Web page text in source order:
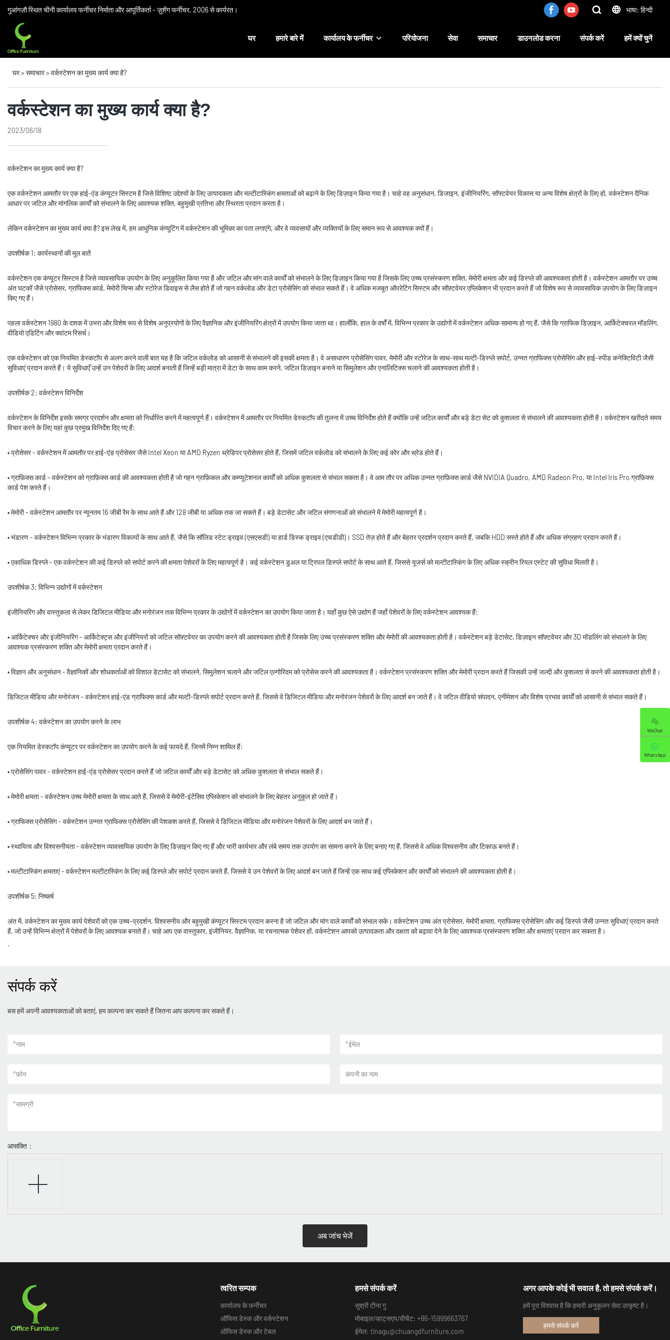
गुआंगज़ौ स्थित चीनी कार्यालय फर्नीचर निर्माता और आपूर्तिकर्ता - ज़ुशेंग फर्नीचर, 2006 से कार्यरत। भाषा: हिन्दी
घर हमारे बारे में कार्यालय के फर्नीचर परियोजना सेवा समाचार डाउनलोड करना संपर्क करें हमें क्यों चुनें
घर>समाचार>वर्कस्टेशन का मुख्य कार्य क्या है?
वर्कस्टेशन का मुख्य कार्य क्या है?
2023/06/18
वर्कस्टेशन का मुख्य कार्य क्या है?
एक वर्कस्टेशन आमतौर पर एक हाई-एंड कंप्यूटर सिस्टम है जिसे विशिष्ट उद्देश्यों के लिए उत्पादकता और मल्टीटास्किंग क्षमताओं को बढ़ाने के लिए डिज़ाइन किया गया है। चाहे वह अनुसंधान, डिजाइन, इंजीनियरिंग, सॉफ्टवेयर विकास या अन्य विशेष क्षेत्रों के लिए हो, वर्कस्टेशन दैनिक
आधार पर जटिल और मांगलिक कार्यों को संभालने के लिए आवश्यक शक्ति, बहुमुखी प्रतिभा और स्थिरता प्रदान करता है।
लेकिन वर्कस्टेशन का मुख्य कार्य क्या है? इस लेख में, हम आधुनिक कंप्यूटिंग में वर्कस्टेशन की भूमिका का पता लगाएंगे, और वे व्यवसायों और व्यक्तियों के लिए समान रूप से आवश्यक क्यों हैं।
उपशीर्षक 1: कार्यस्थानों की मूल बातें
वर्कस्टेशन एक कंप्यूटर सिस्टम है जिसे व्यावसायिक उपयोग के लिए अनुकूलित किया गया है और जटिल और मांग वाले कार्यों को संभालने के लिए डिज़ाइन किया गया है जिसके लिए उच्च प्रसंस्करण शक्ति, मेमोरी क्षमता और कई डिस्प्ले की आवश्यकता होती है। वर्कस्टेशन आमतौर पर उच्च
अंत घटकों जैसे प्रोसेसर, ग्राफिक्स कार्ड, मेमोरी चिप्स और स्टोरेज डिवाइस से लैस होते हैं जो गहन वर्कलोड और डेटा प्रोसेसिंग को संभाल सकते हैं। वे अधिक मजबूत ऑपरेटिंग सिस्टम और सॉफ़्टवेयर एप्लिकेशन भी प्रदान करते हैं जो विशेष रूप से व्यावसायिक उपयोग के लिए डिज़ाइन
किए गए हैं।
पहला वर्कस्टेशन 1980 के दशक में उभरा और विशेष रूप से विशेष अनुप्रयोगों के लिए वैज्ञानिक और इंजीनियरिंग क्षेत्रों में उपयोग किया जाता था। हालाँकि, हाल के वर्षों में, विभिन्न प्रकार के उद्योगों में वर्कस्टेशन अधिक सामान्य हो गए हैं, जैसे कि ग्राफिक डिज़ाइन, आर्किटेक्चरल मॉडलिंग,
वीडियो एडिटिंग और क्वांटम रिसर्च।
एक वर्कस्टेशन को एक नियमित डेस्कटॉप से ​​अलग करने वाली बात यह है कि जटिल वर्कलोड को आसानी से संभालने की इसकी क्षमता है। वे असाधारण प्रोसेसिंग पावर, मेमोरी और स्टोरेज के साथ-साथ मल्टी-डिस्प्ले सपोर्ट, उन्नत ग्राफिक्स प्रोसेसिंग और हाई-स्पीड कनेक्टिविटी जैसी
सुविधाएं प्रदान करते हैं। ये सुविधाएँ उन्हें उन पेशेवरों के लिए आदर्श बनाती हैं जिन्हें बड़ी मात्रा में डेटा के साथ काम करने, जटिल डिज़ाइन बनाने या सिमुलेशन और एनालिटिक्स चलाने की आवश्यकता होती है।
उपशीर्षक 2: वर्कस्टेशन विनिर्देश
वर्कस्टेशन के विनिर्देश इसके समग्र प्रदर्शन और क्षमता को निर्धारित करने में महत्वपूर्ण हैं। वर्कस्टेशन में आमतौर पर नियमित डेस्कटॉप की तुलना में उच्च विनिर्देश होते हैं क्योंकि उन्हें जटिल कार्यों और बड़े डेटा सेट को कुशलता से संभालने की आवश्यकता होती है। वर्कस्टेशन खरीदते समय
विचार करने के लिए यहां कुछ प्रमुख विनिर्देश दिए गए हैं:
• प्रोसेसर - वर्कस्टेशन में आमतौर पर हाई-एंड प्रोसेसर जैसे Intel Xeon या AMD Ryzen थ्रेडिपर प्रोसेसर होते हैं, जिसमें जटिल वर्कलोड को संभालने के लिए कई कोर और थ्रेड होते हैं।
• ग्राफ़िक्स कार्ड - वर्कस्टेशन को ग्राफ़िक्स कार्ड की आवश्यकता होती है जो गहन ग्राफ़िकल और कम्प्यूटेशनल कार्यों को अधिक कुशलता से संभाल सकता है। वे आम तौर पर अधिक उन्नत ग्राफ़िक्स कार्ड जैसे NVIDIA Quadro, AMD Radeon Pro, या Intel Iris Pro ग्राफ़िक्स
कार्ड पेश करते हैं।
• मेमोरी - वर्कस्टेशन आमतौर पर न्यूनतम 16 जीबी रैम के साथ आते हैं और 128 जीबी या अधिक तक जा सकते हैं। बड़े डेटासेट और जटिल संगणनाओं को संभालने में मेमोरी महत्वपूर्ण है।
• भंडारण - वर्कस्टेशन विभिन्न प्रकार के भंडारण विकल्पों के साथ आते हैं, जैसे कि सॉलिड स्टेट ड्राइव (एसएसडी) या हार्ड डिस्क ड्राइव (एचडीडी)। SSD तेज़ होते हैं और बेहतर प्रदर्शन प्रदान करते हैं, जबकि HDD सस्ते होते हैं और अधिक संग्रहण प्रदान करते हैं।
• एकाधिक डिस्प्ले - एक वर्कस्टेशन की कई डिस्प्ले को सपोर्ट करने की क्षमता पेशेवरों के लिए महत्वपूर्ण है। कई वर्कस्टेशन डुअल या ट्रिपल डिस्प्ले सपोर्ट के साथ आते हैं, जिससे यूजर्स को मल्टीटास्किंग के लिए अधिक स्क्रीन रियल एस्टेट की सुविधा मिलती है।
उपशीर्षक 3: विभिन्न उद्योगों में वर्कस्टेशन
इंजीनियरिंग और वास्तुकला से लेकर डिजिटल मीडिया और मनोरंजन तक विभिन्न प्रकार के उद्योगों में वर्कस्टेशन का उपयोग किया जाता है। यहाँ कुछ ऐसे उद्योग हैं जहाँ पेशेवरों के लिए वर्कस्टेशन आवश्यक हैं:
• आर्किटेक्चर और इंजीनियरिंग - आर्किटेक्ट्स और इंजीनियरों को जटिल सॉफ़्टवेयर का उपयोग करने की आवश्यकता होती है जिसके लिए उच्च प्रसंस्करण शक्ति और मेमोरी की आवश्यकता होती है। वर्कस्टेशन बड़े डेटासेट, डिज़ाइन सॉफ़्टवेयर और 3D मॉडलिंग को संभालने के लिए
आवश्यक प्रसंस्करण शक्ति और मेमोरी क्षमता प्रदान करते हैं।
• विज्ञान और अनुसंधान - वैज्ञानिकों और शोधकर्ताओं को विशाल डेटासेट को संभालने, सिमुलेशन चलाने और जटिल एल्गोरिदम को प्रोसेस करने की आवश्यकता है। वर्कस्टेशन प्रसंस्करण शक्ति और मेमोरी प्रदान करते हैं जिसकी उन्हें जल्दी और कुशलता से करने की आवश्यकता होती है।
डिजिटल मीडिया और मनोरंजन - वर्कस्टेशन हाई-एंड ग्राफिक्स कार्ड और मल्टी-डिस्प्ले सपोर्ट प्रदान करते हैं, जिससे वे डिजिटल मीडिया और मनोरंजन पेशेवरों के लिए आदर्श बन जाते हैं। वे जटिल वीडियो संपादन, एनीमेशन और विशेष प्रभाव कार्यों को आसानी से संभाल सकते हैं।
उपशीर्षक 4: वर्कस्टेशन का उपयोग करने के लाभ
एक नियमित डेस्कटॉप कंप्यूटर पर वर्कस्टेशन का उपयोग करने के कई फायदे हैं, जिनमें निम्न शामिल हैं:
• प्रोसेसिंग पावर - वर्कस्टेशन हाई-एंड प्रोसेसर प्रदान करते हैं जो जटिल कार्यों और बड़े डेटासेट को अधिक कुशलता से संभाल सकते हैं।
• मेमोरी क्षमता - वर्कस्टेशन उच्च मेमोरी क्षमता के साथ आते हैं, जिससे वे मेमोरी-इंटेंसिव एप्लिकेशन को संभालने के लिए बेहतर अनुकूल हो जाते हैं।
• ग्राफिक्स प्रोसेसिंग - वर्कस्टेशन उन्नत ग्राफिक्स प्रोसेसिंग की पेशकश करते हैं, जिससे वे डिजिटल मीडिया और मनोरंजन पेशेवरों के लिए आदर्श बन जाते हैं।
• स्थायित्व और विश्वसनीयता - वर्कस्टेशन व्यावसायिक उपयोग के लिए डिज़ाइन किए गए हैं और भारी कार्यभार और लंबे समय तक उपयोग का सामना करने के लिए बनाए गए हैं, जिससे वे अधिक विश्वसनीय और टिकाऊ बनते हैं।
• मल्टीटास्किंग क्षमताएं - वर्कस्टेशन मल्टीटास्किंग के लिए कई डिस्प्ले और सपोर्ट प्रदान करते हैं, जिससे वे उन पेशेवरों के लिए आदर्श बन जाते हैं जिन्हें एक साथ कई एप्लिकेशन और कार्यों को संभालने की आवश्यकता होती है।
उपशीर्षक 5: निष्कर्ष
अंत में, वर्कस्टेशन का मुख्य कार्य पेशेवरों को एक उच्च-प्रदर्शन, विश्वसनीय और बहुमुखी कंप्यूटर सिस्टम प्रदान करना है जो जटिल और मांग वाले कार्यों को संभाल सके। वर्कस्टेशन उच्च अंत प्रोसेसर, मेमोरी क्षमता, ग्राफिक्स प्रोसेसिंग और कई डिस्प्ले जैसी उन्नत सुविधाएं प्रदान करते
हैं, जो उन्हें विभिन्न क्षेत्रों में पेशेवरों के लिए आवश्यक बनाते हैं। चाहे आप एक वास्तुकार, इंजीनियर, वैज्ञानिक, या रचनात्मक पेशेवर हों, वर्कस्टेशन आपको उत्पादकता और दक्षता को बढ़ावा देने के लिए आवश्यक प्रसंस्करण शक्ति और क्षमताएं प्रदान कर सकता है।
.
संपर्क करें
बस हमें अपनी आवश्यकताओं को बताएं, हम कल्पना कर सकते हैं जितना आप कल्पना कर सकते हैं।
*नाम *ईमेल
*फ़ोन कंपनी का नाम
*सामग्री
आसक्ति：
अब जांच भेजें
त्वरित सम्पक
कार्यालय के फर्नीचर
ऑफिस डेस्क और वर्कस्टेशन
ऑफिस डेस्क और टेबल
हमसे संपर्क करें
सुश्री टीना गु
मोबाइल/व्हाट्सएप/वीचैट: +86-15999663767
ईमेल: tinagu@chuangdfurniture.com
अगर आपके कोई भी सवाल है, तो हमसे संपर्क करें।
हमें पूरा विश्वास है कि हमारी अनुकूलन सेवा उत्कृष्ट है।
हमसे संपर्क करें
WeChat
WhatsApp